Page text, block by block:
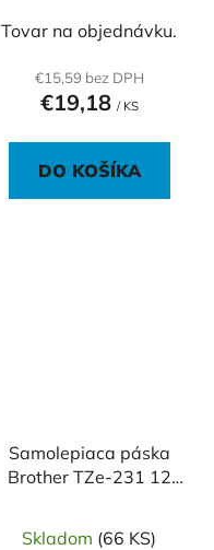
Tovar na objednávku.
€15,59 bez DPH
€19,18 / KS
DO KOŠÍKA
Samolepiaca páska
Brother TZe-231 12
Skladom (66 KS)